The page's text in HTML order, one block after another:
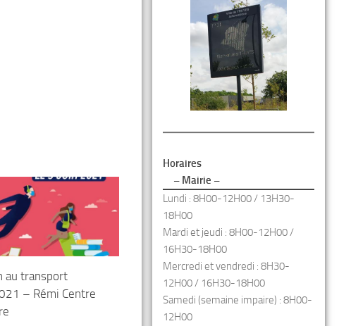
au transport
– Rémi Centre
Horaires
– Mairie –
Lundi : 8H00-12H00 / 13H30-
18H00
Mardi et jeudi : 8H00-12H00 /
16H30-18H00
Mercredi et vendredi : 8H30-
12H00 / 16H30-18H00
Samedi (semaine impaire) : 8H00-
12H00